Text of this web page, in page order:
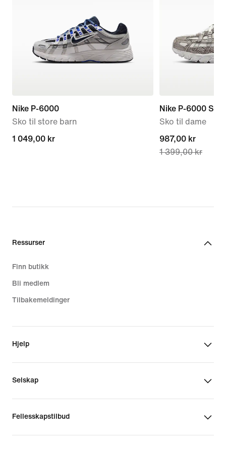
Nike P-6000
Sko til store barn
1 049,00 kr
1 049,00 kr
Nike P-6000 SE
Sko til dame
current
price
1 399,00 kr
987,00 kr
1 399,00 kr
Ressurser
Finn butikk
Bli medlem
Tilbakemeldinger
Hjelp
Selskap
Fellesskapstilbud